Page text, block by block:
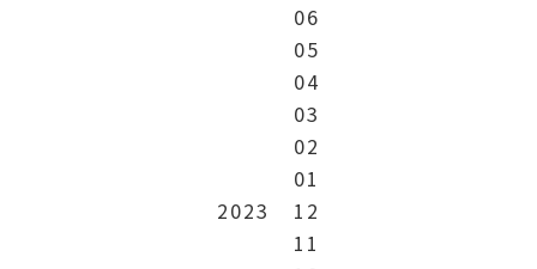
06
05
04
03
02
01
2023
12
11